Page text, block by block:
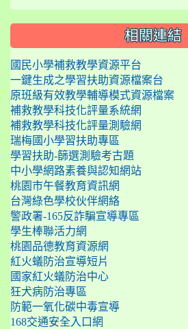
相關連結
國民小學補救教學資源平台
一鍵生成之學習扶助資源檔案台
原班級有效教學輔導模式資源檔案
補救教學科技化評量系統網
補救教學科技化評量測驗網
瑞梅國小學習扶助專區
學習扶助-篩選測驗考古題
中小學網路素養與認知網站
桃園市午餐教育資訊網
台灣綠色學校伙伴網絡
警政署-165反詐騙宣導專區
學生棒聯活力網
桃園品德教育資源網
紅火蟻防治宣導短片
國家紅火蟻防治中心
狂犬病防治專區
防範一氧化碳中毒宣導
168交通安全入口網